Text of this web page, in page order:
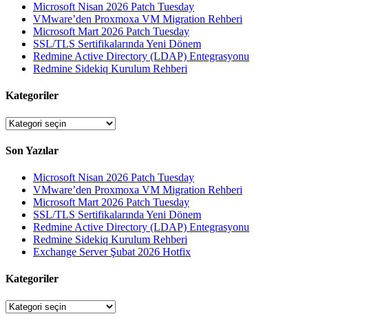
Microsoft Nisan 2026 Patch Tuesday
VMware’den Proxmoxa VM Migration Rehberi
Microsoft Mart 2026 Patch Tuesday
SSL/TLS Sertifikalarında Yeni Dönem
Redmine Active Directory (LDAP) Entegrasyonu
Redmine Sidekiq Kurulum Rehberi
Kategoriler
Kategoriler
Son Yazılar
Microsoft Nisan 2026 Patch Tuesday
VMware’den Proxmoxa VM Migration Rehberi
Microsoft Mart 2026 Patch Tuesday
SSL/TLS Sertifikalarında Yeni Dönem
Redmine Active Directory (LDAP) Entegrasyonu
Redmine Sidekiq Kurulum Rehberi
Exchange Server Şubat 2026 Hotfix
Kategoriler
Kategoriler